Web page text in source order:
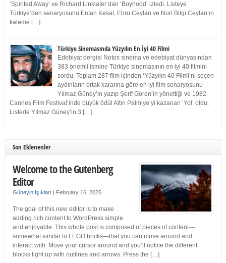
‘Spirited Away’ ve Richard Linklater’dan ‘Boyhood’ izledi. Listeye
Türkiye’den senaryosunu Ercan Kesal, Ebru Ceylan ve Nuri Bilgi Ceylan’ın
kaleme […]
Türkiye Sinemasında Yüzyılın En İyi 40 Filmi
Edebiyat dergisi Notos sinema ve edebiyat dünyasından
383 önemli ismine Türkiye sinemasının en iyi 40 filmini
sordu. Toplam 287 film içinden ‘Yüzyılın 40 Filmi’ni seçen
aydınların ortak kararına göre en iyi film senaryosunu
Yılmaz Güney’in yazıp Şerif Gören’in yönettiği ve 1982
Cannes Film Festival’inde büyük ödül Altın Palmiye’yi kazanan ‘Yol’ oldu.
Listede Yılmaz Güney’in 3 […]
Son Eklenenler
Welcome to the Gutenberg
Editor
Güneyin Işıkları | February 16, 2025
The goal of this new editor is to make
adding rich content to WordPress simple
and enjoyable. This whole post is composed of pieces of content—
somewhat similar to LEGO bricks—that you can move around and
interact with. Move your cursor around and you’ll notice the different
blocks light up with outlines and arrows. Press the […]